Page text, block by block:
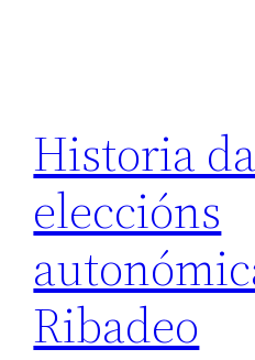
Historia
eleccións
Ribadeo